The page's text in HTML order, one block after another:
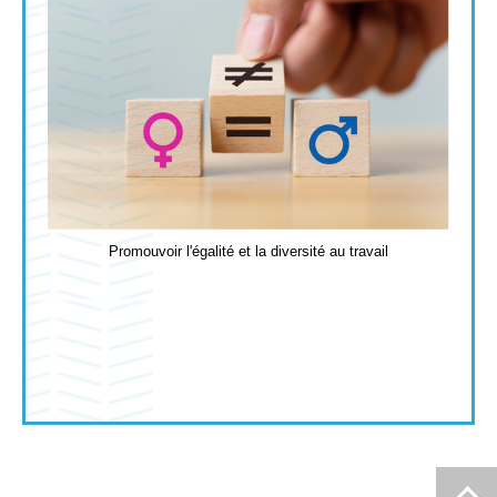
Promouvoir l'égalité et la diversité au travail